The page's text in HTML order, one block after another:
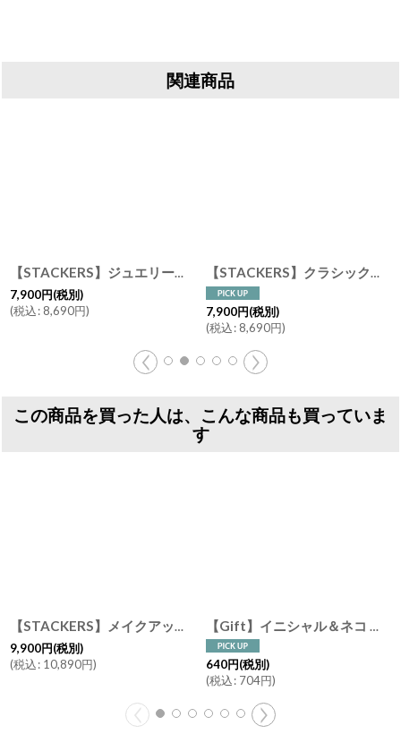
関連商品
【STACKERS】ジュエリーロール Jewellery Roll ペブルグレー Pebble Grey スタッカーズロンドン UK ジュエリーケース
7,900円(税別)
(税込: 8,690円)
【STACKERS】クラシック ドロワー ジュエリーケース 20sec オートミール Oatmeal 引き出し スタッカーズ
7,900円(税別)
(税込: 8,690円)
この商品を買った人は、こんな商品も買っていま
す
【STACKERS】メイクアップ バッグ Makeup Bag トープ グレージュ Taupe スタッカーズ イギリス ロンドン
9,900円(税別)
(税込: 10,890円)
【Gift】イニシャル＆ネコ チャーム カスタマイズ ギフトラッピング クラフト紙 有料ギフトラッピング 猫好き
640円(税別)
(税込: 704円)